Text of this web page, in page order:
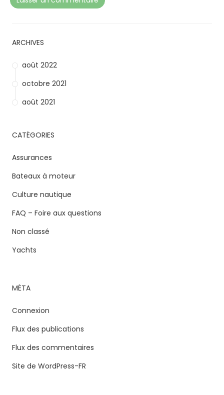
ARCHIVES
août 2022
octobre 2021
août 2021
CATÉGORIES
Assurances
Bateaux à moteur
Culture nautique
FAQ – Foire aux questions
Non classé
Yachts
MÉTA
Connexion
Flux des publications
Flux des commentaires
Site de WordPress-FR